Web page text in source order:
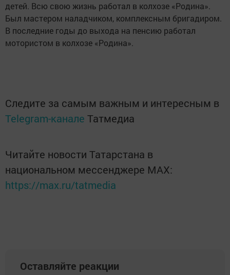
детей. Всю свою жизнь работал в колхозе «Родина».
Был мастером наладчиком, комплексным бригадиром.
В последние годы до выхода на пенсию работал
мотористом в колхозе «Родина».
Следите за самым важным и интересным в
Telegram-канале Татмедиа
Читайте новости Татарстана в
национальном мессенджере MАХ:
https://max.ru/tatmedia
Оставляйте реакции